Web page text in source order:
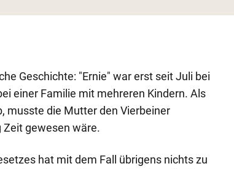
Geschichte: "Ernie" war erst seit Juli bei
einer Familie mit mehreren Kindern. Als
musste die Mutter den Vierbeiner
gewesen wäre.
hat mit dem Fall übrigens nichts zu